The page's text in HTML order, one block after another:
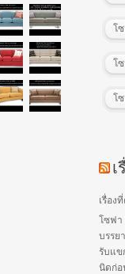
โ
โ
โ
เรื่อง
โซฟา
บรรย
รับแข
นิดก่อ